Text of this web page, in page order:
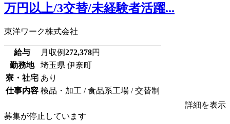
万円以上/3交替/未経験者活躍...
東洋ワーク株式会社
給与 月収例272,378円
勤務地
埼玉県 伊奈町
寮・社宅 あり
仕事内容 検品・加工 / 食品系工場 / 交替制
詳細を表示
募集が停止しています